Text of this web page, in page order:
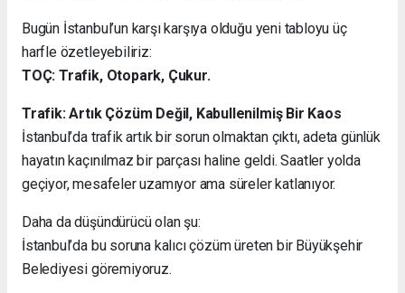
Bugün İstanbul’un karşı karşıya olduğu yeni tabloyu üç
harfle özetleyebiliriz:
TOÇ: Trafik, Otopark, Çukur.
Trafik: Artık Çözüm Değil, Kabullenilmiş Bir Kaos
İstanbul’da trafik artık bir sorun olmaktan çıktı, adeta günlük
hayatın kaçınılmaz bir parçası haline geldi. Saatler yolda
geçiyor, mesafeler uzamıyor ama süreler katlanıyor.
Daha da düşündürücü olan şu:
İstanbul’da bu soruna kalıcı çözüm üreten bir Büyükşehir
Belediyesi göremiyoruz.